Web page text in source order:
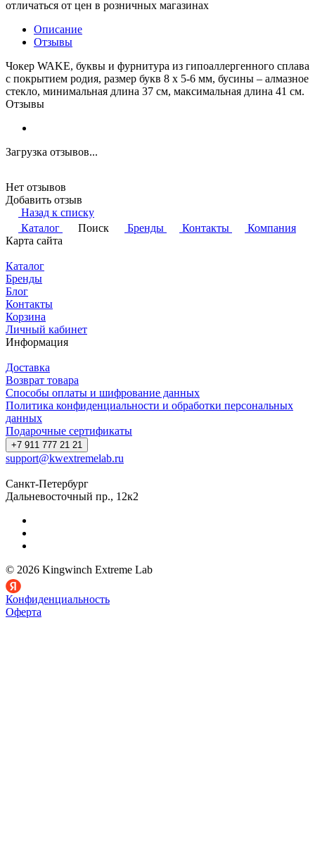
отличаться от цен в розничных магазинах
Описание
Отзывы
Чокер WAKE, буквы и фурнитура из гипоаллергенного сплава
с покрытием родия, размер букв 8 х 5-6 мм, бусины – алмазное
стекло, минимальная длина 37 см, максимальная длина 41 см.
Отзывы
Загрузка отзывов...
Нет отзывов
Добавить отзыв
Назад к списку
Каталог
Поиск Бренды Контакты
Компания
Карта сайта
Каталог
Бренды
Блог
Контакты
Корзина
Личный кабинет
Информация
Доставка
Возврат товара
Способы оплаты и шифрование данных
Политика конфиденциальности и обработки персональных
данных
Подарочные сертификаты
+7 911 777 21 21
support@kwextremelab.ru
Санкт-Петербург
Дальневосточный пр., 12к2
© 2026 Kingwinch Extreme Lab
Конфиденциальность
Оферта